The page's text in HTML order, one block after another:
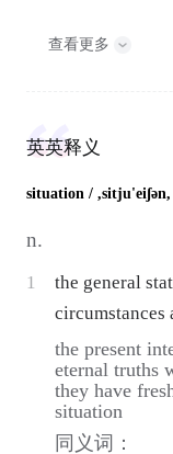
查看更多
英英释义
situation /
n.
1
the general
circumstances
the present
eternal truths
they have
situation
同义词：